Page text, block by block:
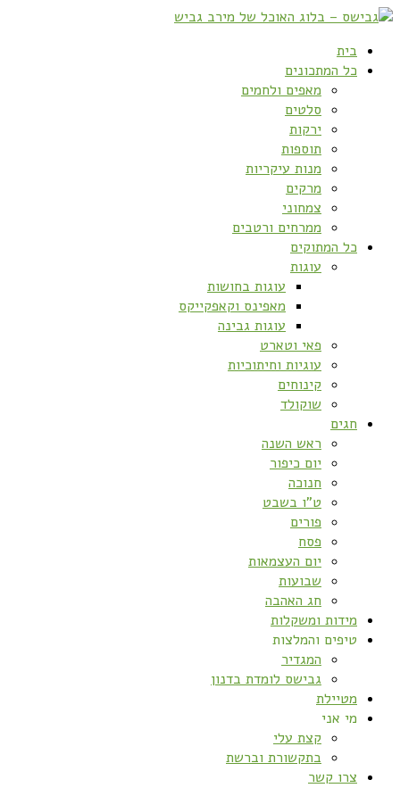
בית
כל המתכונים
מאפים ולחמים
סלטים
ירקות
תוספות
מנות עיקריות
מרקים
צמחוני
ממרחים ורטבים
כל המתוקים
עוגות
עוגות בחושות
מאפינס וקאפקייקס
עוגות גבינה
פאי וטארט
עוגיות וחיתוכיות
קינוחים
שוקולד
חגים
ראש השנה
יום כיפור
חנוכה
ט”ו בשבט
פורים
פסח
יום העצמאות
שבועות
חג האהבה
מידות ומשקלות
טיפים והמלצות
המגדיר
גבישס לומדת בדנון
מטיילת
מי אני
קצת עלי
בתקשורת וברשת
צרו קשר